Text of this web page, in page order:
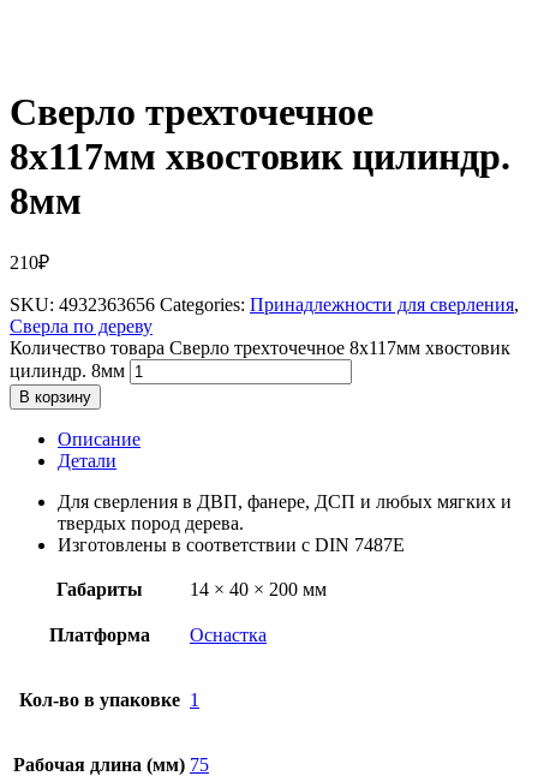
Сверло трехточечное
8х117мм хвостовик цилиндр.
8мм
210₽
SKU: 4932363656 Categories: Принадлежности для сверления,
Сверла по дереву
Количество товара Сверло трехточечное 8х117мм хвостовик
цилиндр. 8мм
В корзину
Описание
Детали
Для сверления в ДВП, фанере, ДСП и любых мягких и
твердых пород дерева.
Изготовлены в соответствии с DIN 7487E
Габариты 14 × 40 × 200 мм
Платформа Оснастка
Кол-во в упаковке 1
Рабочая длина (мм) 75